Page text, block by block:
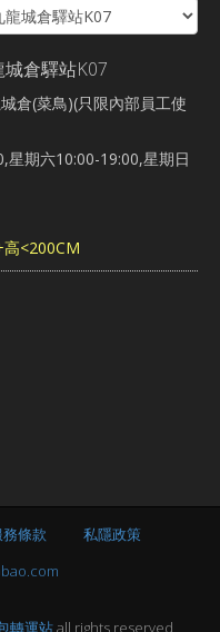
倉驛站K07
倉(菜鳥)(只限內部員工使
星期六10:00-19:00,星期日
<200CM
務條款
私隱政策
轉運站all rights reserved